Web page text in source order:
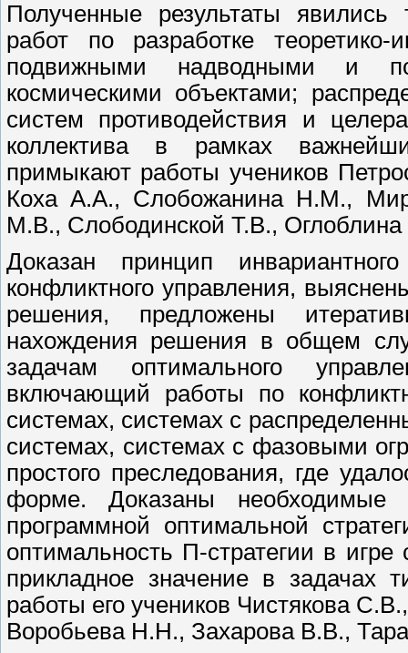
Полученные результаты явились
работ по разработке
подвижными надводными и
космическими объектами;
систем противодействия и
коллектива в рамках
примыкают работы учеников
Коха А.А., Слобожанина Н.М.,
М.В., Слободинской Т.В.,
Доказан принцип
конфликтного управления,
решения, предложены
нахождения решения в общем
задачам оптимального
включающий работы по
системах, системах с
системах, системах с фазовыми
простого преследования, где
форме. Доказаны необходимые
программной оптимальной
оптимальность П-стратегии в
прикладное значение в задачах
работы его учеников Чистякова
Воробьева Н.Н., Захарова В.В.,